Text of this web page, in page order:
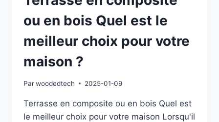
ou en bois Quel est le
meilleur choix pour votre
maison ?
Parwoodedtech 2025-01-09
Terrasse en composite ou en bois Quel est
le meilleur choix pour votre maison Lorsqu'il